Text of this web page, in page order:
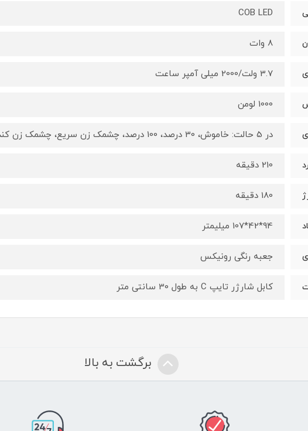
COB LED
8 وات
3.7 ولت/2000 میلی آمپر ساعت
1000 لومن
در 5 حالت: خاموش، 30 درصد، 100 درصد، چشمک زن سریع، چشمک زن کند
210 دقیقه
180 دقیقه
94*42*107 میلیمتر
جعبه رنگی رونیکس
کابل شارژر تایپ C به طول 30 سانتی متر
برگشت به بالا